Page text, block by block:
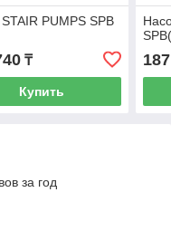
PUMPS SPB
₸
Купить
за год